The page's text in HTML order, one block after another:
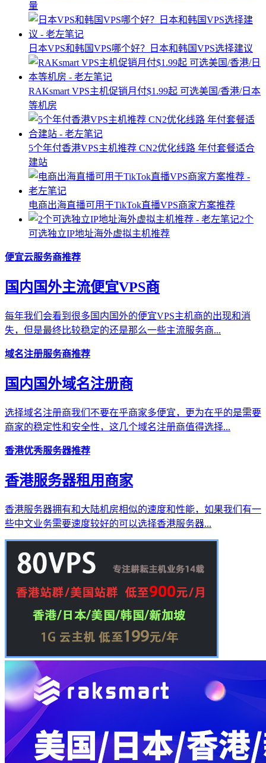
量
日本VPS和韩国VPS哪个好？日本和韩国VPS选择建议
RAKsmart VPS主机促销月付$1.99起 可选美国/香港/日本
等机房
5个年付香港VPS主机推荐 CN2优化线路 年付套餐适合
建站
电商出海直播可用于TikTok直播VPS商家方案推荐
2个
可选独立IP地址海外虚拟主机推荐
便宜云服务商推荐
国内国外主流便宜VPS商
每年我们会看到很多国内国外的便宜VPS主机商的出现和消
失，但是最终比较稳定的还是那么一些主流服务商...
域名注册服务商推荐
国内国外域名注册商
选择域名注册商我们不要在乎商家多便宜，更为在乎的是需要
商家的稳定性和安全性，这几个域名注册商值得选择...
香港优秀服务器推荐
香港服务器租用商家
香港服务器拥有和大陆机房相似的速度和性能，如果我们有一
些中文业务需要速度较好的可以选择香港服务器...